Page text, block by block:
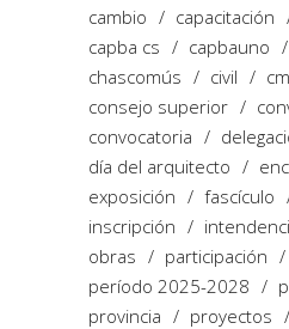
cambio
capacitación
capba cs
capbauno
chascomús
civil
consejo superior
convocatoria
día del arquitecto
exposición
fascículo
inscripción
obras
participación
período 2025-2028
provincia
proyectos